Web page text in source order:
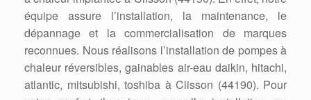
équipe assure l’installation, la maintenance, le
dépannage et la commercialisation de marques
reconnues. Nous réalisons l’installation de pompes à
chaleur réversibles, gainables air-eau daikin, hitachi,
atlantic, mitsubishi, toshiba à Clisson (44190). Pour